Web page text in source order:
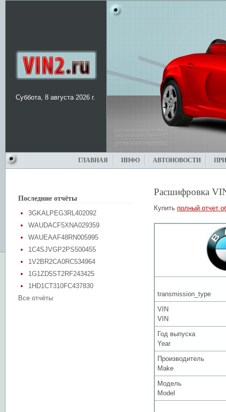
Суббота, 8 августа 2026 г.
ГЛАВНАЯ ИНФО АВТОНОВОСТИ
Последние отчёты
3GKALPEG3RL402092
WAUDACF5XNA029359
WAUEAAF48RN005995
1C4SJVGP2PS500455
1V2BR2CA0RC534964
1G1ZD5ST2RF243425
1HD1CT310FC437830
Все отчёты
Расшифровка
Купить полный отчет
transmission_type
VIN
VIN
Год выпуска
Year
Производитель
Make
Модель
Model